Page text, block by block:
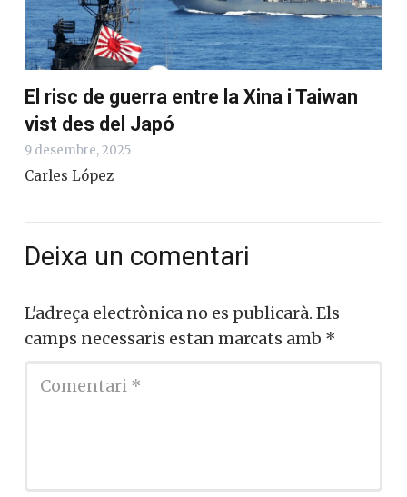
El risc de guerra entre la Xina i Taiwan
vist des del Japó
9 desembre, 2025
Carles López
Deixa un comentari
L'adreça electrònica no es publicarà. Els
camps necessaris estan marcats amb *